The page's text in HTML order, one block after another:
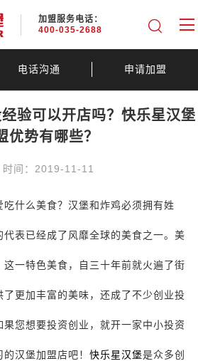
加盟服务电话：
400-035-2688
电话沟通 申请加盟
经验可以开店吗？快乐星汉堡
优势有哪些？
时间：2019-11-11
什么美食？汉堡和炸鸡必须拥有姓
表已经成了风靡全球的美食之一。美
一特色美食，自三十年前就火遍了街
更加丰富的美味，还成了不少创业投
您想要投资创业，就开一家中小投资
汉堡加盟店吧！ 快乐星汉堡是众多创